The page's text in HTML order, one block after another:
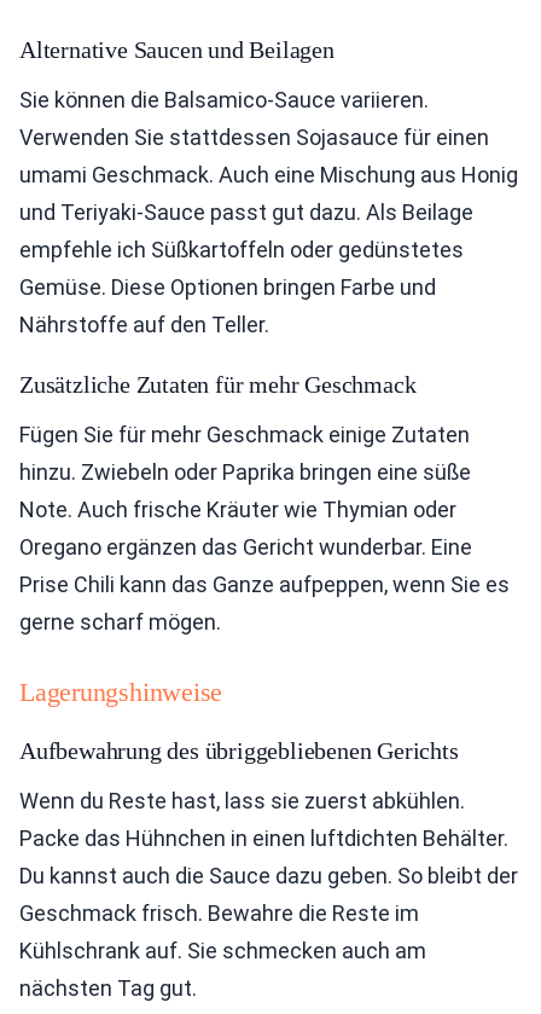
Alternative Saucen und Beilagen
Sie können die Balsamico-Sauce variieren.
Verwenden Sie stattdessen Sojasauce für einen
umami Geschmack. Auch eine Mischung aus Honig
und Teriyaki-Sauce passt gut dazu. Als Beilage
empfehle ich Süßkartoffeln oder gedünstetes
Gemüse. Diese Optionen bringen Farbe und
Nährstoffe auf den Teller.
Zusätzliche Zutaten für mehr Geschmack
Fügen Sie für mehr Geschmack einige Zutaten
hinzu. Zwiebeln oder Paprika bringen eine süße
Note. Auch frische Kräuter wie Thymian oder
Oregano ergänzen das Gericht wunderbar. Eine
Prise Chili kann das Ganze aufpeppen, wenn Sie es
gerne scharf mögen.
Lagerungshinweise
Aufbewahrung des übriggebliebenen Gerichts
Wenn du Reste hast, lass sie zuerst abkühlen.
Packe das Hühnchen in einen luftdichten Behälter.
Du kannst auch die Sauce dazu geben. So bleibt der
Geschmack frisch. Bewahre die Reste im
Kühlschrank auf. Sie schmecken auch am
nächsten Tag gut.